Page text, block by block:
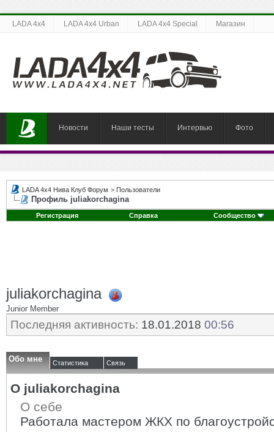
LADA 4x4 LADA 4x4 Urban LADA 4x4 Special Магазин
Новости Наши тесты Интервью Фото
LADA 4x4 Нива Клуб Форум > Пользователи
Профиль juliakorchagina
Регистрация Справка Сообщество
juliakorchagina
Junior Member
Последняя активность: 18.01.2018 00:56
Обо мне Статистика Связь
О juliakorchagina
О себе
Работала мастером ЖКХ по